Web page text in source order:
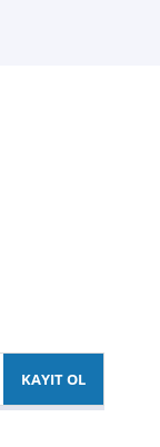
KAYIT OL